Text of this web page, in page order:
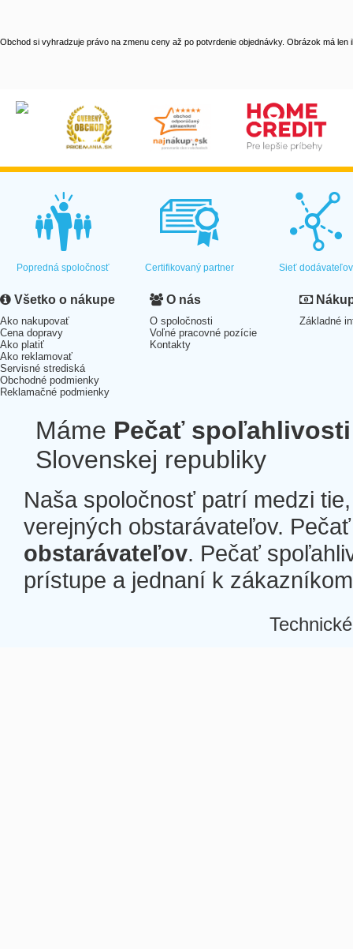
Obchod si vyhradzuje právo na zmenu ceny až po potvrdenie objednávky. Obrázok má len
Popredná spoločnosť Certifikovaný partner Sieť dodávateľov
Všetko o nákupe
Ako nakupovať
Cena dopravy
Ako platiť
Ako reklamovať
Servisné strediská
Obchodné podmienky
Reklamačné podmienky
O nás
O spoločnosti
Voľné pracovné pozície
Kontakty
Základné
Máme Pečať spoľahlivosti
Slovenskej republiky
Naša spoločnosť patrí medzi
verejných obstarávateľov.
obstarávateľov. Pečať
prístupe a jednaní k